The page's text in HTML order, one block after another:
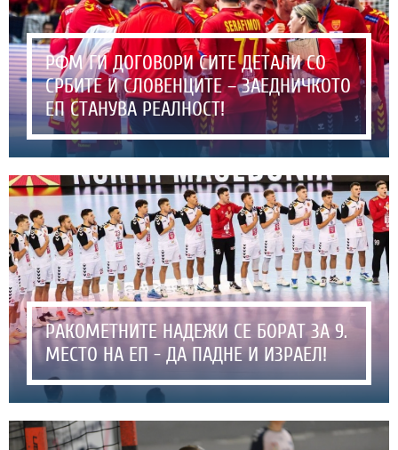
РФМ ГИ ДОГОВОРИ СИТЕ ДЕТАЛИ СО
СРБИТЕ И СЛОВЕНЦИТЕ – ЗАЕДНИЧКОТО
ЕП СТАНУВА РЕАЛНОСТ!
РАКОМЕТНИТЕ НАДЕЖИ СЕ БОРАТ ЗА 9.
МЕСТО НА ЕП - ДА ПАДНЕ И ИЗРАЕЛ!